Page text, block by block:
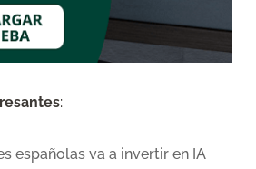
:
españolas va a invertir en IA